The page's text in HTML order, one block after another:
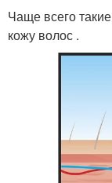
Чаще всего
кожу волос .